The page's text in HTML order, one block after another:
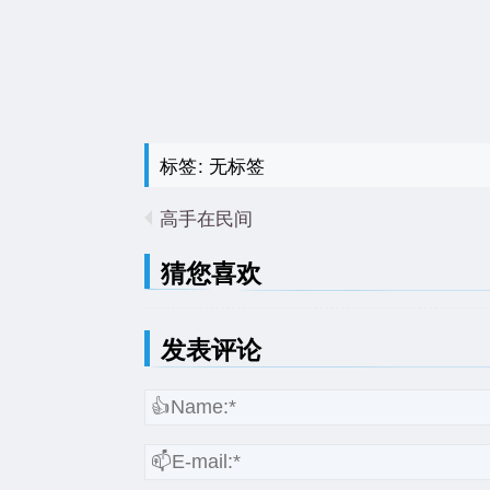
标签: 无标签
高手在民间
猜您喜欢
发表评论